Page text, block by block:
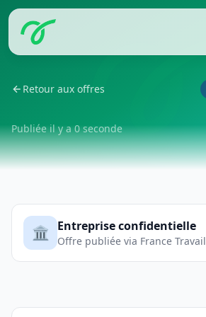
Retour aux offres
Publiée il y a 0 seconde
🏛️ Entreprise confidentielle
Offre publiée via France Travail